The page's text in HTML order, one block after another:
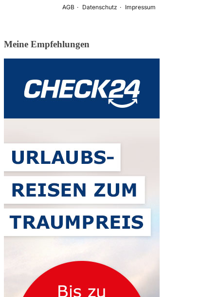
Meine Empfehlungen